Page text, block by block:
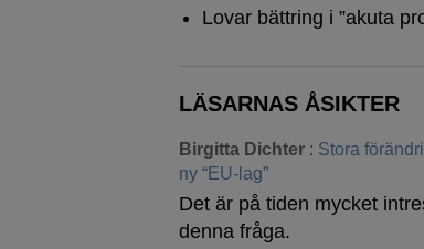
Lovar bättring i ”akuta
LÄSARNAS ÅSIKTER
Birgitta Dichter : Stora
ny “EU-lag”
Det är på tiden mycket
denna fråga.